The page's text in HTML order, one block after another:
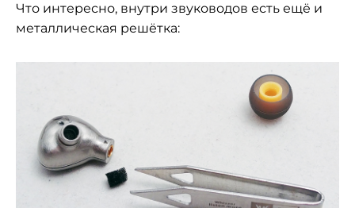
Что интересно, внутри звуководов есть ещё и
металлическая решётка: